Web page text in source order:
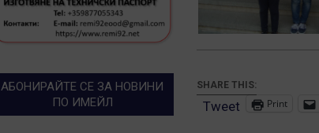
SHARE THIS:
Tweet Print
АБОНИРАЙТЕ СЕ ЗА НОВИНИ
ПО ИМЕЙЛ